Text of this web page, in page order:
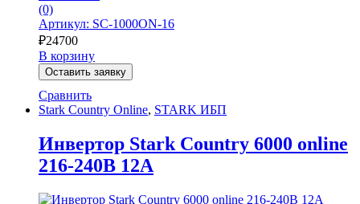
(0)
Артикул: SC-1000ON-16
₽24700
В корзину
Оставить заявку
Сравнить
Stark Country Online, STARK ИБП
Инвертор Stark Country 6000 online
216-240В 12А